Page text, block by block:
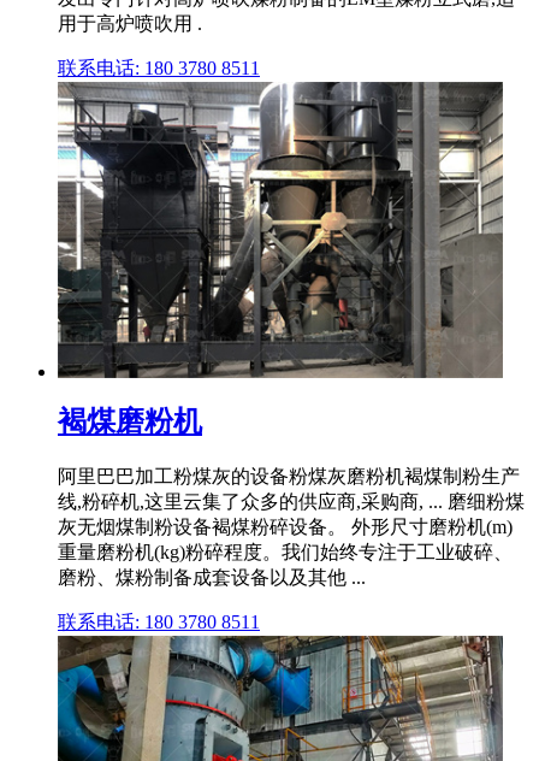
用于高炉喷吹用 .
联系电话: 180 3780 8511
褐煤磨粉机
阿里巴巴加工粉煤灰的设备粉煤灰磨粉机褐煤制粉生产
线,粉碎机,这里云集了众多的供应商,采购商, ... 磨细粉煤
灰无烟煤制粉设备褐煤粉碎设备。 外形尺寸磨粉机(m)
重量磨粉机(kg)粉碎程度。我们始终专注于工业破碎、
磨粉、煤粉制备成套设备以及其他 ...
联系电话: 180 3780 8511